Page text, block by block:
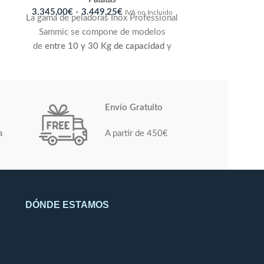
3.345,00€ - 3.449,25€ IVA no Incluido
La gama de peladoras Inox Professional
Sammic se compone de modelos
de entre 10 y 30 Kg de capacidad y
a los revolvedores laterales con
abrasivo de carburo de silicio. Plato de
aluminio con abrasivo de carburo de
silicio (aprobado por NSF). Construcción
Envío Gratuito
A partir de 450€
DÓNDE ESTAMOS